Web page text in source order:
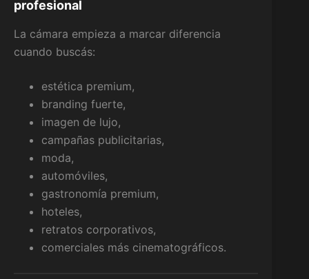
profesional
La cámara empieza a marcar diferencia
cuando buscás:
estética premium,
branding fuerte,
imagen de lujo,
campañas publicitarias,
moda,
automóviles,
gastronomía premium,
hoteles,
retratos corporativos,
comerciales más cinematográficos.